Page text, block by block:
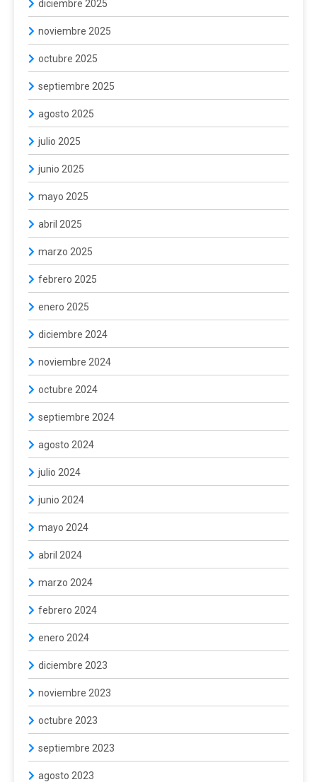
diciembre 2025
noviembre 2025
octubre 2025
septiembre 2025
agosto 2025
julio 2025
junio 2025
mayo 2025
abril 2025
marzo 2025
febrero 2025
enero 2025
diciembre 2024
noviembre 2024
octubre 2024
septiembre 2024
agosto 2024
julio 2024
junio 2024
mayo 2024
abril 2024
marzo 2024
febrero 2024
enero 2024
diciembre 2023
noviembre 2023
octubre 2023
septiembre 2023
agosto 2023